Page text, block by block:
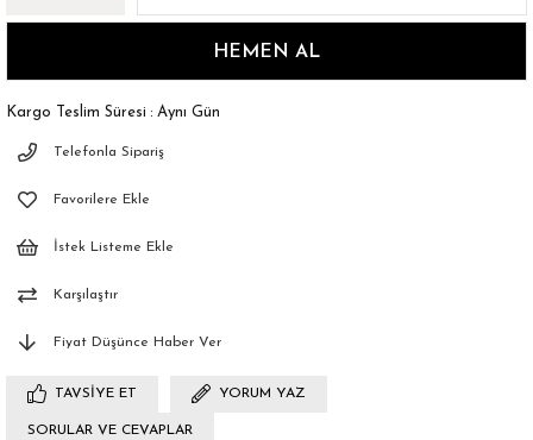
Kargo Teslim Süresi : Aynı Gün
Telefonla Sipariş
Favorilere Ekle
İstek Listeme Ekle
Karşılaştır
Fiyat Düşünce Haber Ver
TAVSIYE ET YORUM YAZ
SORULAR VE CEVAPLAR